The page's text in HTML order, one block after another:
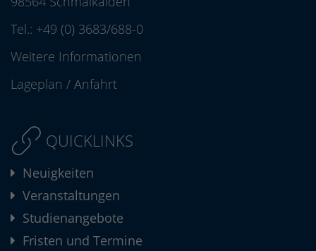
Tel.: +49 (0) 3683/688-0
Weitere Informationen
Lageplan / Anfahrt
QUICKLINKS
Neuigkeiten
Veranstaltungen
Studienangebote
Fristen und Termine